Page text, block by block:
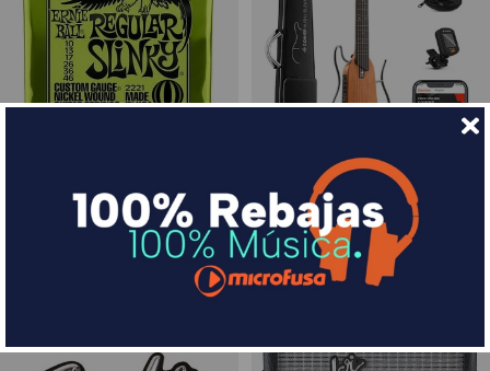
Slinky Regular 10-46
DONNER HUSH-I Silent Guitar
Caoba
Precio
habitual
339,00 €
Entrega en 1-2 días